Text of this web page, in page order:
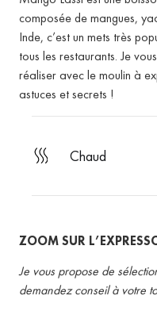
composée de mangues,
Inde, c’est un mets très
tous les restaurants. Je
réaliser avec le moulin à
astuces et secrets !
chaud
ZOOM SUR
Je vous propose de
demandez conseil à votre